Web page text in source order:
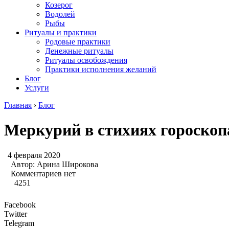
Козерог
Водолей
Рыбы
Ритуалы и практики
Родовые практики
Денежные ритуалы
Ритуалы освобождения
Практики исполнения желаний
Блог
Услуги
Главная › Блог
Меркурий в стихиях
4 февраля 2020
Автор: Арина Широкова
Комментариев нет
4251
Facebook
Twitter
Telegram